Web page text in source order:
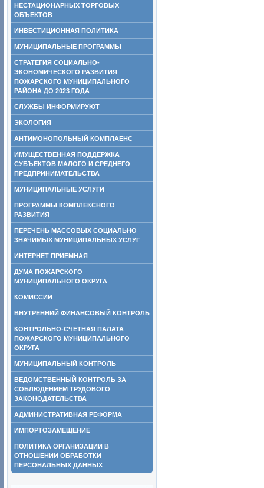
НЕСТАЦИОНАРНЫХ ТОРГОВЫХ
ОБЪЕКТОВ
ИНВЕСТИЦИОННАЯ ПОЛИТИКА
МУНИЦИПАЛЬНЫЕ ПРОГРАММЫ
СТРАТЕГИЯ СОЦИАЛЬНО-
ЭКОНОМИЧЕСКОГО РАЗВИТИЯ
ПОЖАРСКОГО МУНИЦИПАЛЬНОГО
РАЙОНА ДО 2023 ГОДА
СЛУЖБЫ ИНФОРМИРУЮТ
ЭКОЛОГИЯ
АНТИМОНОПОЛЬНЫЙ КОМПЛАЕНС
ИМУЩЕСТВЕННАЯ ПОДДЕРЖКА
СУБЪЕКТОВ МАЛОГО И СРЕДНЕГО
ПРЕДПРИНИМАТЕЛЬСТВА
МУНИЦИПАЛЬНЫЕ УСЛУГИ
ПРОГРАММЫ КОМПЛЕКСНОГО
РАЗВИТИЯ
ПЕРЕЧЕНЬ МАССОВЫХ СОЦИАЛЬНО
ЗНАЧИМЫХ МУНИЦИПАЛЬНЫХ УСЛУГ
ИНТЕРНЕТ ПРИЕМНАЯ
ДУМА ПОЖАРСКОГО
МУНИЦИПАЛЬНОГО ОКРУГА
КОМИССИИ
ВНУТРЕННИЙ ФИНАНСОВЫЙ КОНТРОЛЬ
КОНТРОЛЬНО-СЧЕТНАЯ ПАЛАТА
ПОЖАРСКОГО МУНИЦИПАЛЬНОГО
ОКРУГА
МУНИЦИПАЛЬНЫЙ КОНТРОЛЬ
ВЕДОМСТВЕННЫЙ КОНТРОЛЬ ЗА
СОБЛЮДЕНИЕМ ТРУДОВОГО
ЗАКОНОДАТЕЛЬСТВА
АДМИНИСТРАТИВНАЯ РЕФОРМА
ИМПОРТОЗАМЕЩЕНИЕ
ПОЛИТИКА ОРГАНИЗАЦИИ В
ОТНОШЕНИИ ОБРАБОТКИ
ПЕРСОНАЛЬНЫХ ДАННЫХ